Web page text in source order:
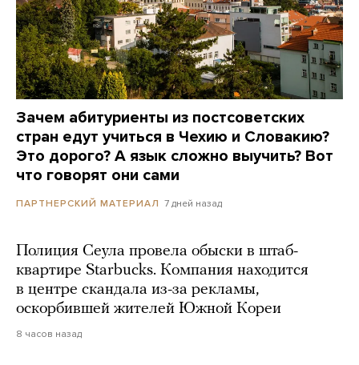
Зачем абитуриенты из постсоветских
стран едут учиться в Чехию и Словакию?
Это дорого? А язык сложно выучить? Вот
что говорят они сами
ПАРТНЕРСКИЙ МАТЕРИАЛ 7 дней назад
Полиция Сеула провела обыски в штаб-
квартире Starbucks. Компания находится
в центре скандала из-за рекламы,
оскорбившей жителей Южной Кореи
8 часов назад